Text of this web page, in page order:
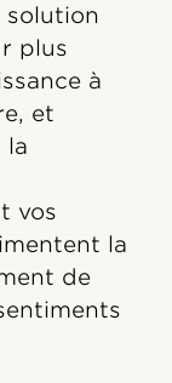
solution
plus
à
et
la
vos
la
de